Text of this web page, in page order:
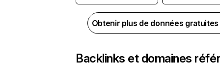
Obtenir plus de données
Backlinks et domaines